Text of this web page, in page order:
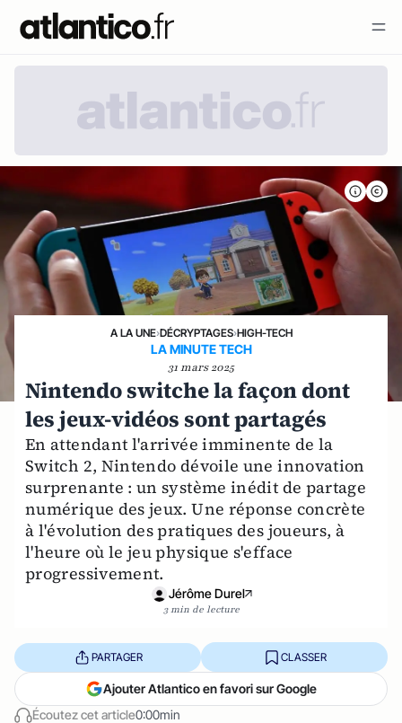
A LA UNE›DÉCRYPTAGES›HIGH-TECH
LA MINUTE TECH
31 mars 2025
Nintendo switche la façon dont
les jeux-vidéos sont partagés
En attendant l'arrivée imminente de la
Switch 2, Nintendo dévoile une innovation
surprenante : un système inédit de partage
numérique des jeux. Une réponse concrète
à l'évolution des pratiques des joueurs, à
l'heure où le jeu physique s'efface
progressivement.
Jérôme Durel
3 min de lecture
Écoutez cet article0:00min
PARTAGER CLASSER
Ajouter Atlantico en favori sur Google